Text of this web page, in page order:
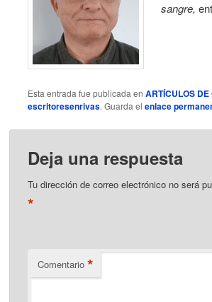
sangre,
Esta entrada fue publicada en ARTÍCULOS DE
escritoresenrivas. Guarda el enlace
Deja una respuesta
Tu dirección de correo electrónico no será
*
Comentario *